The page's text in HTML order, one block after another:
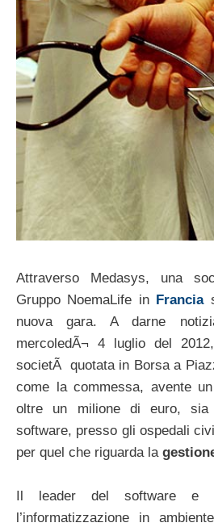
Attraverso Medasys, una
Gruppo NoemaLife in Francia
nuova gara. A darne
mercoledÃ¬ 4 luglio del
societÃ quotata in Borsa a
come la commessa, avente
oltre un milione di euro, sia
software, presso gli ospedali
per quel che riguarda la
Il leader del software e
l’informatizzazione in